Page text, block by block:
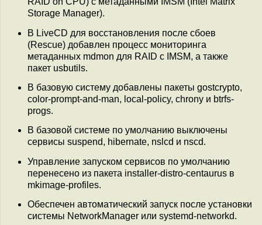
Storage Manager).
В LiveCD для восстановления после сбоев
(Rescue) добавлен процесс мониторинга
метаданных mdmon для RAID c IMSM, а также
пакет usbutils.
В базовую систему добавлены пакеты gostcrypto,
color-prompt-and-man, local-policy, chrony и btrfs-
progs.
В базовой системе по умолчанию выключены
сервисы suspend, hibernate, nslcd и nscd.
Управление запуском сервисов по умолчанию
перенесено из пакета installer-distro-centaurus в
mkimage-profiles.
Обеспечен автоматический запуск после установки
системы NetworkManager или systemd-networkd.